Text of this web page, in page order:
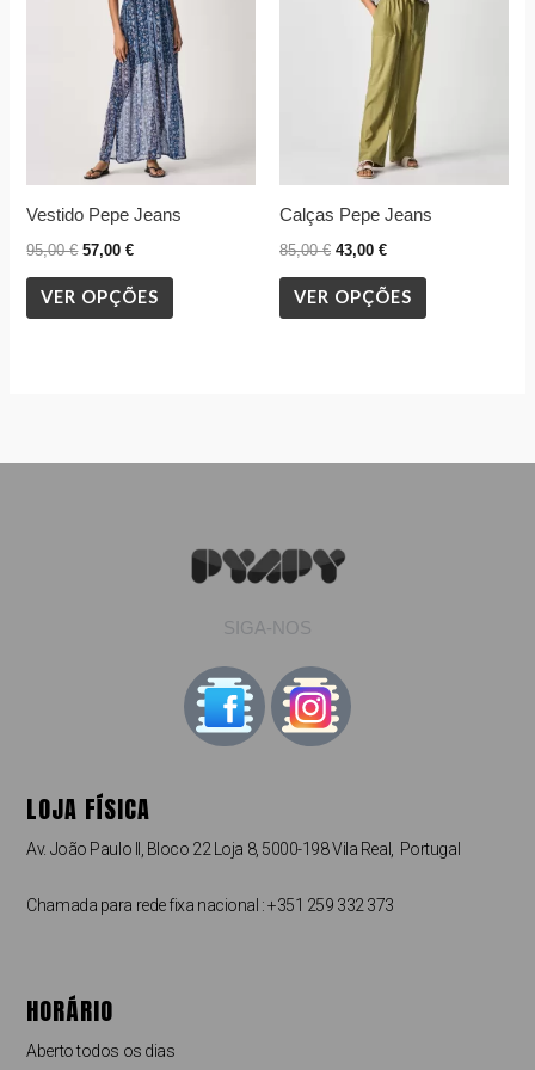
Vestido Pepe Jeans
95,00€ 57,00€
VER OPÇÕES
variants.
The
options
may
be
chosen
on
product
page
Calças Pepe Jeans
85,00€ 43,00 €
VER OPÇÕES
variants.
The
be
chosen
on
product
page
SIGA-NOS
LOJA FÍSICA
Av. João Paulo II, Bloco 22 Loja 8, 5000-198 Vila Real, Portugal
Chamada para rede fixa nacional : +351 259 332 373
HORÁRIO
Aberto todos os dias